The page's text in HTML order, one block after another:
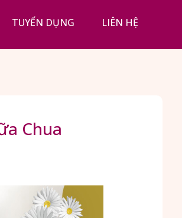
TUYỂN DỤNG LIÊN HỆ
Chua